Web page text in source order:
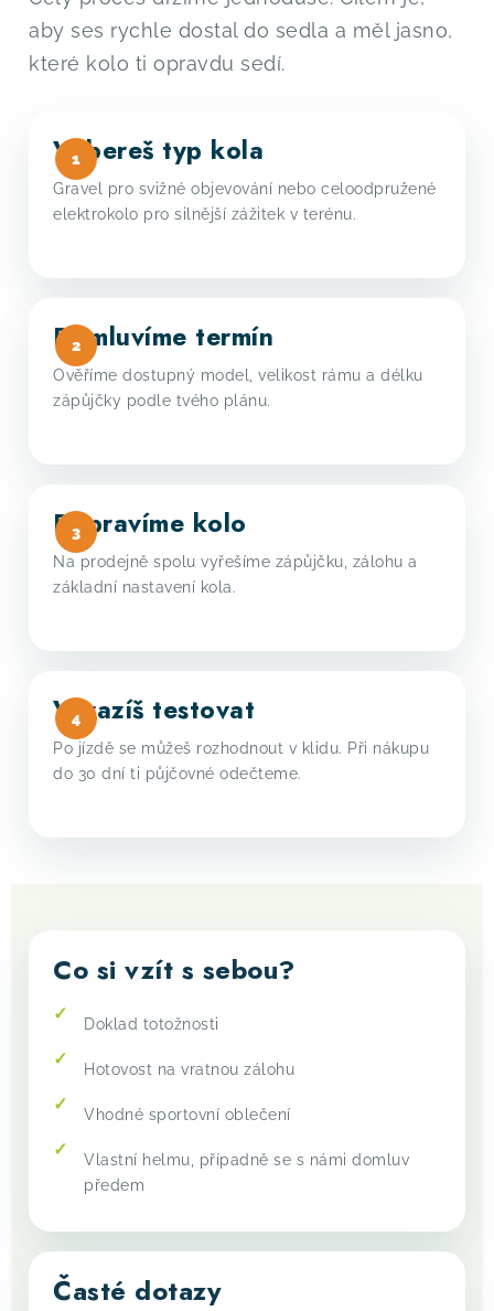
aby ses rychle dostal do sedla a měl jasno,
které kolo ti opravdu sedí.
Vybereš typ kola
Gravel pro svižné objevování nebo celoodpružené
elektrokolo pro silnější zážitek v terénu.
Domluvíme termín
Ověříme dostupný model, velikost rámu a délku
zápůjčky podle tvého plánu.
Připravíme kolo
Na prodejně spolu vyřešíme zápůjčku, zálohu a
základní nastavení kola.
Vyrazíš testovat
Po jízdě se můžeš rozhodnout v klidu. Při nákupu
do 30 dní ti půjčovné odečteme.
Co si vzít s sebou?
Doklad totožnosti
Hotovost na vratnou zálohu
Vhodné sportovní oblečení
Vlastní helmu, případně se s námi domluv
předem
Časté dotazy